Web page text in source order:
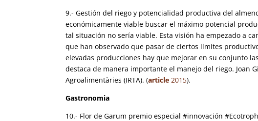
9.- Gestión del riego y potencialidad productiva del
económicamente viable buscar el máximo potencial
tal situación no sería viable. Esta visión ha empezado a
que han observado que pasar de ciertos límites
elevadas producciones hay que mejorar en su conjunto
destaca de manera importante el manejo del riego. Joan
Agroalimentàries (IRTA). (article 2015).
Gastronomia
10.- Flor de Garum premio especial #innovación